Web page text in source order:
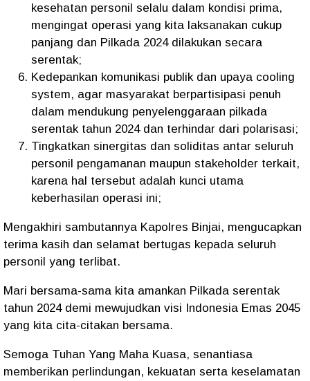
kesehatan personil selalu dalam kondisi prima,
mengingat operasi yang kita laksanakan cukup
panjang dan Pilkada 2024 dilakukan secara
serentak;
Kedepankan komunikasi publik dan upaya cooling
system, agar masyarakat berpartisipasi penuh
dalam mendukung penyelenggaraan pilkada
serentak tahun 2024 dan terhindar dari polarisasi;
Tingkatkan sinergitas dan soliditas antar seluruh
personil pengamanan maupun stakeholder terkait,
karena hal tersebut adalah kunci utama
keberhasilan operasi ini;
Mengakhiri sambutannya Kapolres Binjai, mengucapkan
terima kasih dan selamat bertugas kepada seluruh
personil yang terlibat.
Mari bersama-sama kita amankan Pilkada serentak
tahun 2024 demi mewujudkan visi Indonesia Emas 2045
yang kita cita-citakan bersama.
Semoga Tuhan Yang Maha Kuasa, senantiasa
memberikan perlindungan, kekuatan serta keselamatan